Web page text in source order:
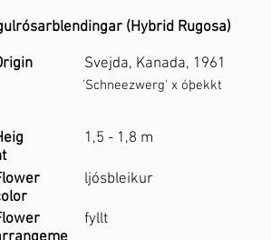
(Hybrid Rugosa)
Svejda, Kanada, 1961
'Schneezwerg' x óþekkt
1,5 - 1,8 m
ljósbleikur
fyllt